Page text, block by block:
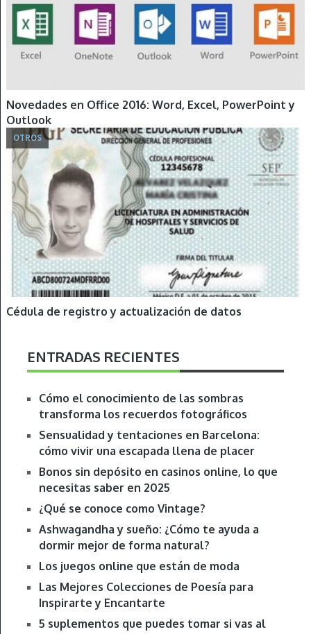
Novedades en Office 2016: Word, Excel, PowerPoint y
Outlook
OTROS
Cédula de registro y actualización de datos
ENTRADAS RECIENTES
Cómo el conocimiento de las sombras
transforma los recuerdos fotográficos
Sensualidad y tentaciones en Barcelona:
cómo vivir una escapada llena de placer
Bonos sin depósito en casinos online, lo que
necesitas saber en 2025
¿Qué se conoce como Vintage?
Ashwagandha y sueño: ¿Cómo te ayuda a
dormir mejor de forma natural?
Los juegos online que están de moda
Las Mejores Colecciones de Poesía para
Inspirarte y Encantarte
5 suplementos que puedes tomar si vas al